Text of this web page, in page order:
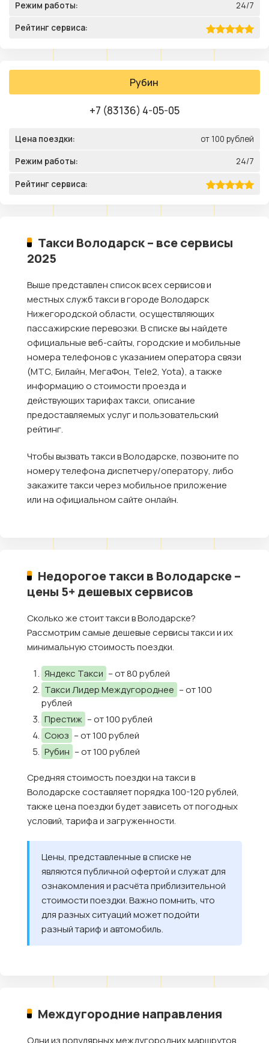
Режим работы: 24/7
Рейтинг сервиса:
Рубин
+7 (83136) 4-05-05
Цена поездки: от 100 рублей
Режим работы: 24/7
Рейтинг сервиса:
Такси Володарск – все сервисы
2025
Выше представлен список всех сервисов и
местных служб такси в городе Володарск
Нижегородской области, осуществляющих
пассажирские перевозки. В списке вы найдете
официальные веб-сайты, городские и мобильные
номера телефонов с указанием оператора связи
(МТС, Билайн, МегаФон, Tele2, Yota), а также
информацию о стоимости проезда и
действующих тарифах такси, описание
предоставляемых услуг и пользовательский
рейтинг.
Чтобы вызвать такси в Володарске, позвоните по
номеру телефона диспетчеру/оператору, либо
закажите такси через мобильное приложение
или на официальном сайте онлайн.
Недорогое такси в Володарске –
цены 5+ дешевых сервисов
Сколько же стоит такси в Володарске?
Рассмотрим самые дешевые сервисы такси и их
минимальную стоимость поездки.
Яндекс Такси – от 80 рублей
Такси Лидер Междугороднее – от 100
рублей
Престиж – от 100 рублей
Союз – от 100 рублей
Рубин – от 100 рублей
Средняя стоимость поездки на такси в
Володарске составляет порядка 100-120 рублей,
также цена поездки будет зависеть от погодных
условий, тарифа и загруженности.
Цены, представленные в списке не
являются публичной офертой и служат для
ознакомления и расчёта приблизительной
стоимости поездки. Важно помнить, что
для разных ситуаций может подойти
разный тариф и автомобиль.
Междугородние направления